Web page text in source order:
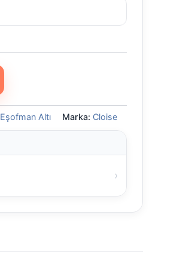
Eşofman Altı Marka: Cloise
›